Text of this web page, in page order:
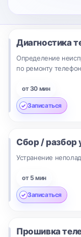
Диагностика
Определение
по ремонту
от 30 мин
Записаться
Сбор / разбор
Устранение
от 5 мин
Записаться
Прошивка